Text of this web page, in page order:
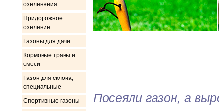
озеленения
Придорожное
озеление
Газоны для дачи
Кормовые травы и
смеси
Газон для склона,
специальные
Спортивные газоны
Посеяли газон, а